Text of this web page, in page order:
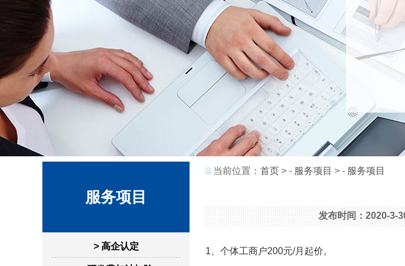
服务项目
> 高企认定
当前位置： 首页 > - 服务项目 > - 服务项目
发布时间：2020-3-
1、个体工商户200元/月起价。